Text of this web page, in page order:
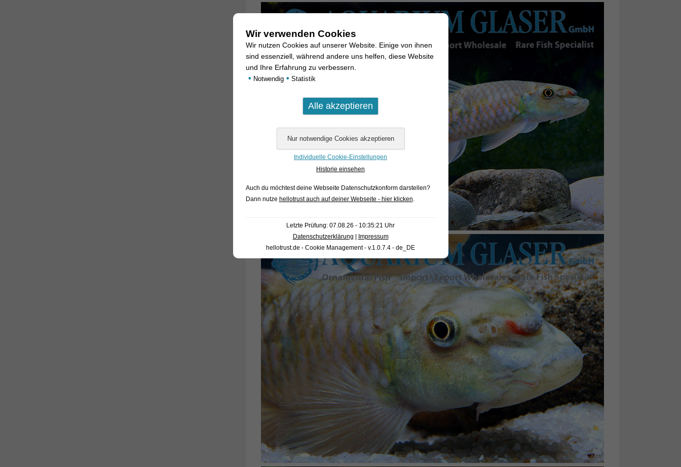
Wir verwenden Cookies
Wir nutzen Cookies auf unserer Website. Einige von ihnen
sind essenziell, während andere uns helfen, diese Website
und Ihre Erfahrung zu verbessern.
• Notwendig • Statistik
Individuelle Cookie-Einstellungen
Historie einsehen
Auch du möchtest deine Webseite Datenschutzkonform darstellen?
Dann nutze hellotrust auch auf deiner Webseite - hier klicken.
Letzte Prüfung: 07.08.26 - 10:35:21 Uhr
Datenschutzerklärung
Impressum
hellotrust.de - Cookie Management - v.1.0.7.4 - de_DE